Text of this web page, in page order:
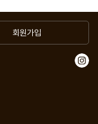
회원가입